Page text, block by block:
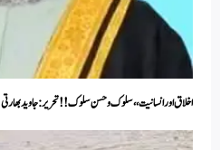
اخلاق اور انسانیت،، سلوک و حسن سلوک !! تحریر: جاوید بھارتی